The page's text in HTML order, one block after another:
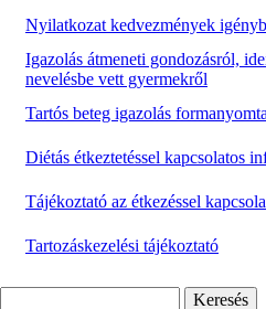
Nyilatkozat kedvezmények
Igazolás átmeneti gondozásról,
nevelésbe vett gyermekről
Tartós beteg igazolás
Diétás étkeztetéssel kapcsolatos
Tájékoztató az étkezéssel
Tartozáskezelési tájékoztató